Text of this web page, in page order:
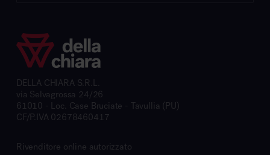
DELLA CHIARA S.R.L.
via Selvagrossa 24/26
61010 - Loc. Case Bruciate - Tavullia (PU)
CF/P.IVA 02678460417
Rivenditore online autorizzato